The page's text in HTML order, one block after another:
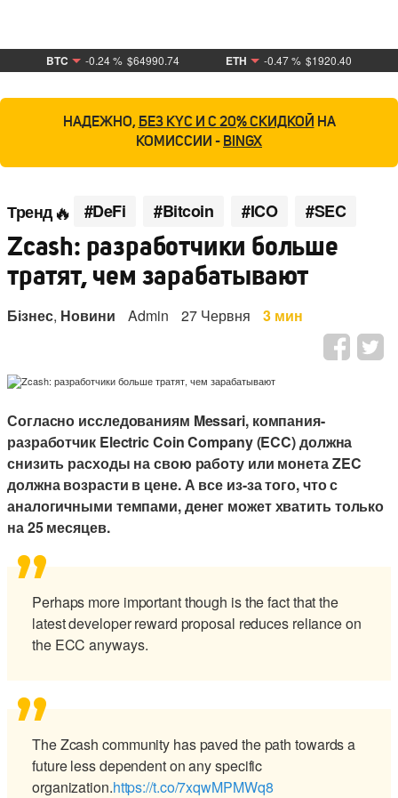
BTC -0.24 % $64990.74 ETH -0.47 % $1920.40
НАДЕЖНО, БЕЗ KYC И С 20% СКИДКОЙ НА
КОМИССИИ - BINGX
Тренд #DeFi #Bitcoin #ICO #SEC
Zcash: разработчики больше
тратят, чем зарабатывают
Бізнес, Новини Admin 27 Червня 3 мин
Согласно исследованиям Messari, компания-
разработчик Electric Coin Company (ECC) должна
снизить расходы на свою работу или монета ZEC
должна возрасти в цене. А все из-за того, что с
аналогичными темпами, денег может хватить только
на 25 месяцев.
Perhaps more important though is the fact that the
latest developer reward proposal reduces reliance on
the ECC anyways.
The Zcash community has paved the path towards a
future less dependent on any specific
organization.https://t.co/7xqwMPMWq8